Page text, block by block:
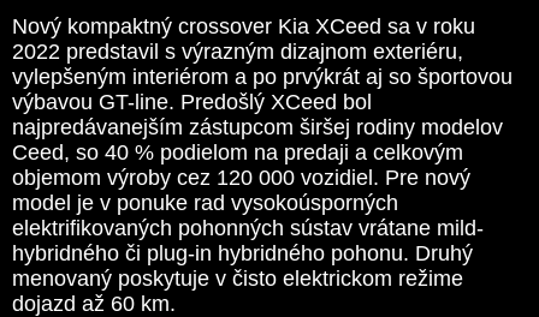
Nový kompaktný crossover Kia XCeed sa v roku
2022 predstavil s výrazným dizajnom exteriéru,
vylepšeným interiérom a po prvýkrát aj so športovou
výbavou GT-line. Predošlý XCeed bol
najpredávanejším zástupcom širšej rodiny modelov
Ceed, so 40 % podielom na predaji a celkovým
objemom výroby cez 120 000 vozidiel. Pre nový
model je v ponuke rad vysokoúsporných
elektrifikovaných pohonných sústav vrátane mild-
hybridného či plug-in hybridného pohonu. Druhý
menovaný poskytuje v čisto elektrickom režime
dojazd až 60 km.